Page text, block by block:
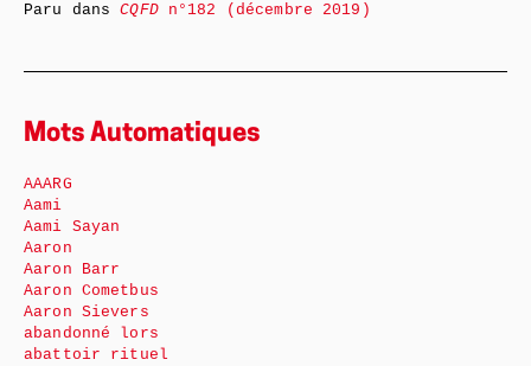
Paru dansCQFDn°182 (décembre 2019)
Mots Automatiques
AAARG
Aami
Aami Sayan
Aaron
Aaron Barr
Aaron Cometbus
Aaron Sievers
abandonné lors
abattoir rituel